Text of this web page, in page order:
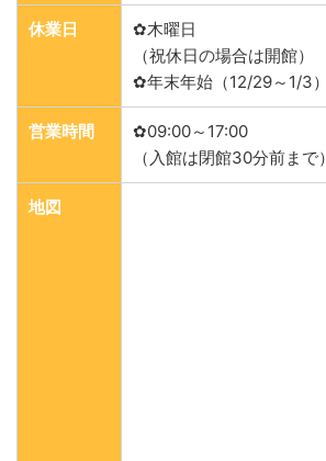
休業日
✿木曜日
（祝休日の場合は開館）
✿年末年始（12/29～1/3）
営業時間
✿09:00～17:00
（入館は閉館30分前まで）
地図